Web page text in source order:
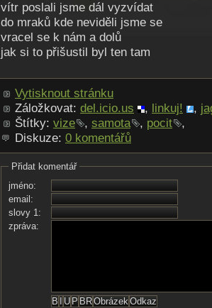
vítr poslali jsme dál vyzvídat
do mraků kde neviděli jsme se
vracel se k nám a dolů
jak si to přišustil byl ten tam
Vytisknout stránku
Záložkovat: del.icio.us , linkuj! ,
Štítky: vize , samota , pocit
,
Diskuze: 0 komentářů
Přidat komentář
jméno:
email:
slovy 1:
zpráva: